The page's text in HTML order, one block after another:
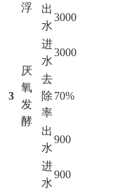
浮
出
水
3000
3
厌
氧
发
酵
进
水
3000
去
除
率
70%
出
水
900
进
水
900